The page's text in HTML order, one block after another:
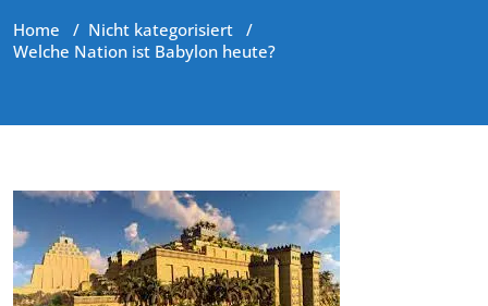
Home / Nicht kategorisiert /
Welche Nation ist Babylon heute?